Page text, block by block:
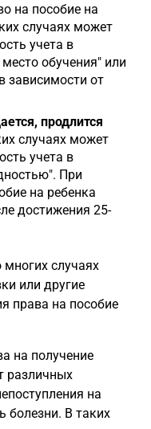
на пособие на
случаях может
учета в
обучения" или
зависимости от
продлится
случаях может
учета в
При
на ребенка
достижения 25-
многих случаях
или другие
права на пособие
на получение
различных
на
болезни. В таких